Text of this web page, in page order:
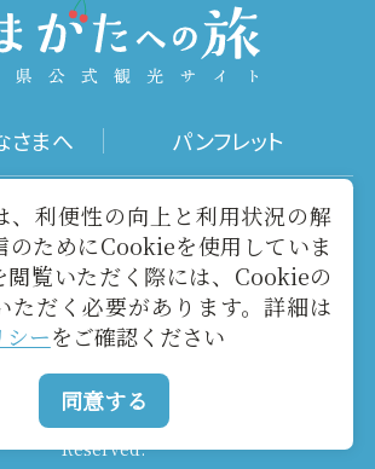
さまへ パンフレット
ード 動画ギャラリー
ンク 当サイトについて
ジン お問い合わせ
2020-2026 All Rights
Reserved.
、利便性の向上と利用状況の解
のためにCookieを使用していま
閲覧いただく際には、Cookieの
ただく必要があります。詳細は
シーをご確認ください
同意する